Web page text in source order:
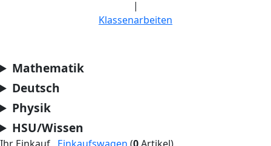
|
Klassenarbeiten
Mathematik
Deutsch
Physik
HSU/Wissen